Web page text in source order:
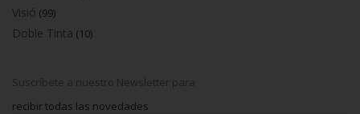
Visió (99)
Doble Tinta (10)
Suscríbete a nuestro Newsletter para
recibir todas las novedades